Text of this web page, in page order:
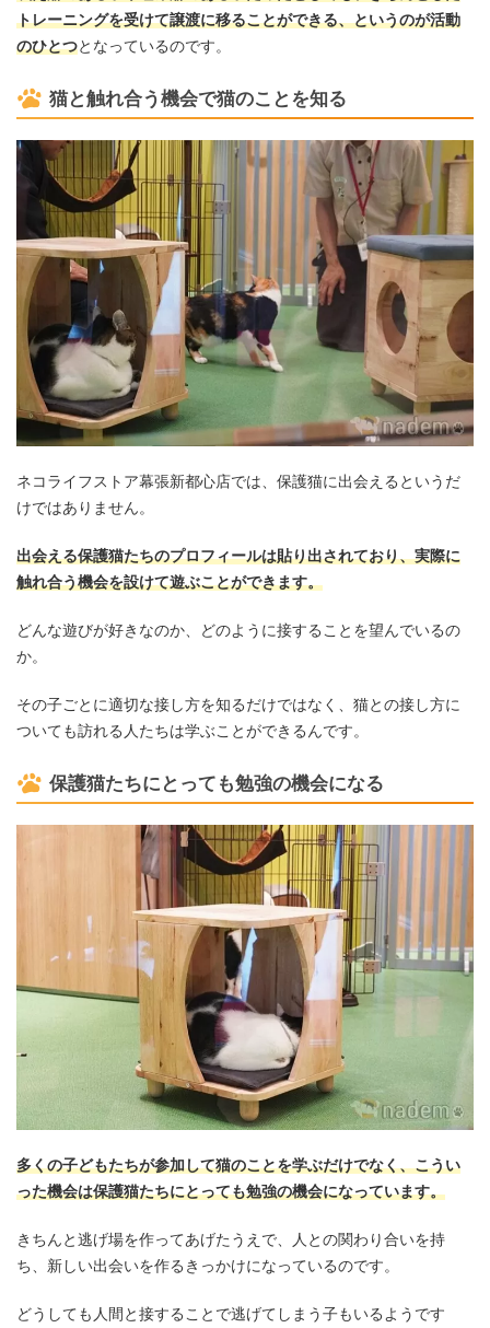
トレーニングを受けて譲渡に移ることができる、というのが活動
のひとつとなっているのです。
猫と触れ合う機会で猫のことを知る
ネコライフストア幕張新都心店では、保護猫に出会えるというだ
けではありません。
出会える保護猫たちのプロフィールは貼り出されており、実際に
触れ合う機会を設けて遊ぶことができます。
どんな遊びが好きなのか、どのように接することを望んでいるの
か。
その子ごとに適切な接し方を知るだけではなく、猫との接し方に
ついても訪れる人たちは学ぶことができるんです。
保護猫たちにとっても勉強の機会になる
多くの子どもたちが参加して猫のことを学ぶだけでなく、こうい
った機会は保護猫たちにとっても勉強の機会になっています。
きちんと逃げ場を作ってあげたうえで、人との関わり合いを持
ち、新しい出会いを作るきっかけになっているのです。
どうしても人間と接することで逃げてしまう子もいるようです